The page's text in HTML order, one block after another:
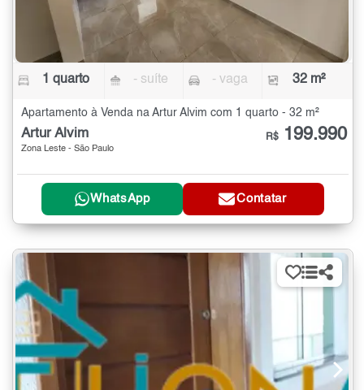
1 quarto - suíte - vaga 32 m²
Apartamento à Venda na Artur Alvim com 1 quarto - 32 m²
Artur Alvim
Zona Leste - São Paulo
R$ 199.990
WhatsApp Contatar